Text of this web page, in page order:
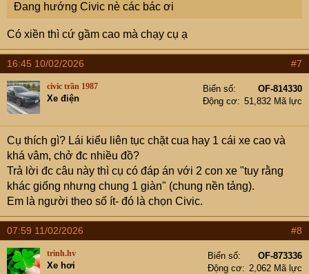
Đang hướng Civic nè các bác ơi
Có xiền thì cứ gầm cao mà chạy cụ ạ
16:45 10/02/2026 #7
civic trần 1987
Xe điện
Biển số
OF-814330
Động cơ
51,832 Mã lực
Cụ thích gì? Lái kiểu liên tục chặt cua hay 1 cái xe cao và
khá vâm, chở đc nhiều đồ?
Trả lời đc câu này thì cụ có đáp án với 2 con xe "tuy rằng
khác giống nhưng chung 1 giàn" (chung nền tảng).
Em là người theo số ít- đó là chọn Civic.
07:59 11/02/2026 #8
trinh.hv
Xe hơi
Biển số
OF-873336
Động cơ
2,062 Mã lực